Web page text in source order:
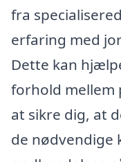
fra
erfaring med
Dette kan
forhold mellem
at sikre dig, at
de nødvendige